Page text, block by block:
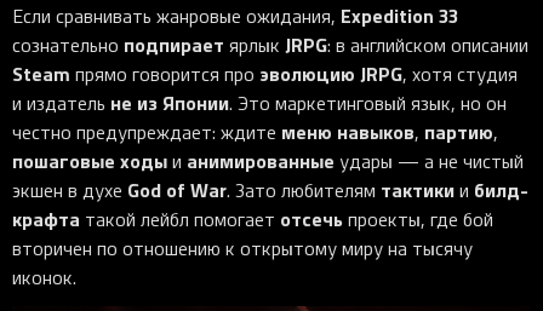
Если сравнивать жанровые ожидания, Expedition 33
сознательно подпирает ярлык JRPG: в английском описании
Steam прямо говорится про эволюцию JRPG, хотя студия
и издатель не из Японии. Это маркетинговый язык, но он
честно предупреждает: ждите меню навыков, партию,
пошаговые ходыи анимированные удары — а не чистый
экшен в духе God of War. Зато любителям тактикии билд-
крафта такой лейбл помогает отсечьпроекты, где бой
вторичен по отношению к открытому миру на тысячу
иконок.